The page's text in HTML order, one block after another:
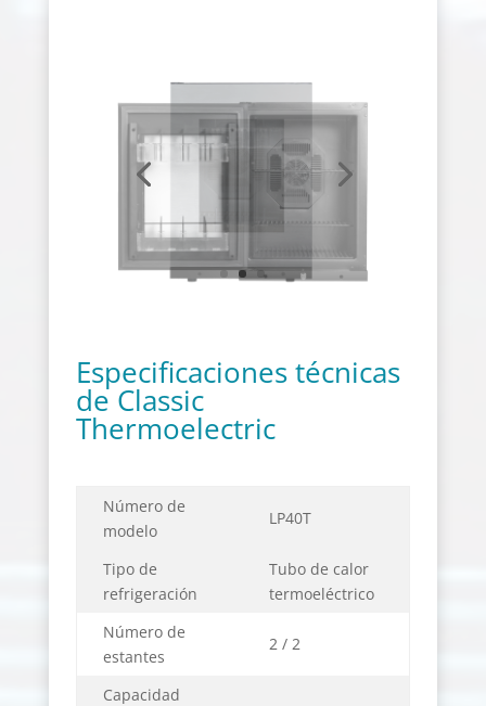
Especificaciones técnicas
de Classic
Thermoelectric
Número de
modelo
LP40T
Tipo de
refrigeración
Tubo de calor
termoeléctrico
Número de
estantes
2 / 2
Capacidad